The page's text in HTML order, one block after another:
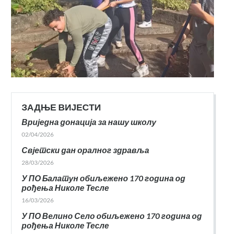
ЗАДЊЕ ВИЈЕСТИ
Вриједна донација за нашу школу
02/04/2026
Свјетски дан оралног здравља
28/03/2026
У ПО Балатун обиљежено 170 година од
рођења Николе Тесле
16/03/2026
У ПО Велино Село обиљежено 170 година од
рођења Николе Тесле